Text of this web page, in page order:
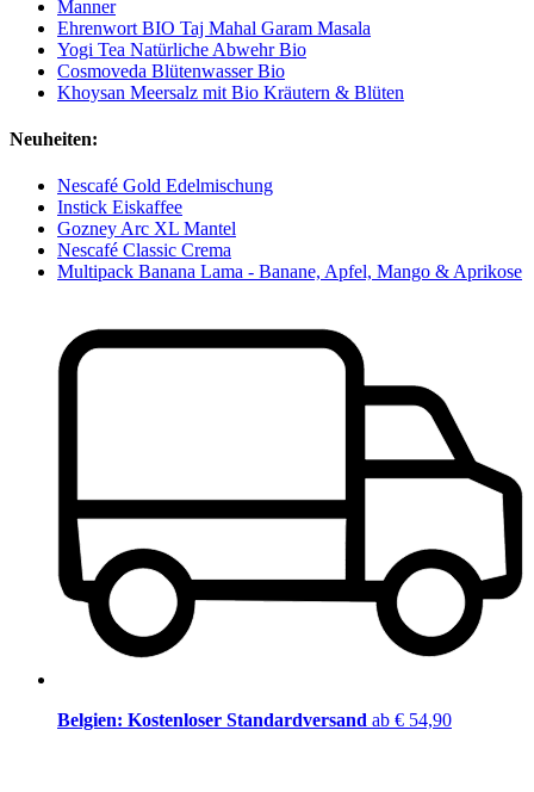
Manner
Ehrenwort BIO Taj Mahal Garam Masala
Yogi Tea Natürliche Abwehr Bio
Cosmoveda Blütenwasser Bio
Khoysan Meersalz mit Bio Kräutern & Blüten
Neuheiten:
Nescafé Gold Edelmischung
Instick Eiskaffee
Gozney Arc XL Mantel
Nescafé Classic Crema
Multipack Banana Lama - Banane, Apfel, Mango & Aprikose
Belgien: Kostenloser Standardversand ab € 54,90